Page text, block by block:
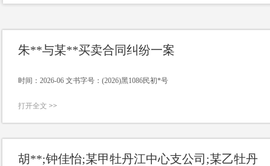
朱**与某**买卖合同纠纷一案
时间：2026-06 文书字号：(2026)黑1086民初*号
打开全文 >>
胡**;钟佳怡;某甲牡丹江中心支公司;某乙牡丹